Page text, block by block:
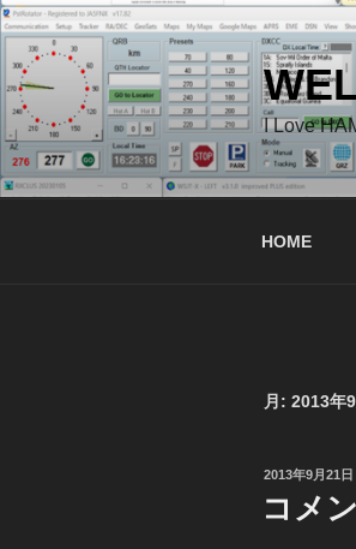
コ
ン
テ
ツ
へ
ス
I Love
HOME
月: 2013年9
投
日:
2013年9月21日
コメ